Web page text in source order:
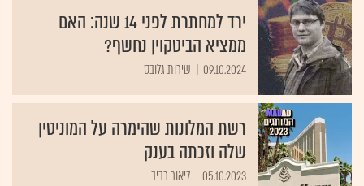
ירד למחתרת לפני 14 שנה: האם
ממציא הביטקוין נחשף?
09.10.2024 שירות גלובס
רשת המלונות שהימרה על המוניטין
שלה וזכתה בענק
05.10.2023 ליאור רביב